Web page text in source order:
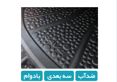
ضدآب سه بعدی بادوام